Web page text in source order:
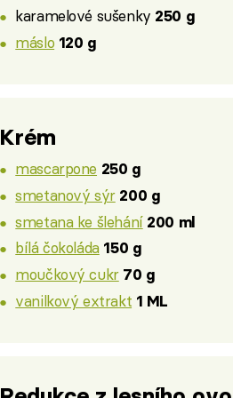
karamelové sušenky 250 g
máslo 120 g
Krém
mascarpone 250 g
smetanový sýr 200 g
smetana ke šlehání 200 ml
bílá čokoláda 150 g
moučkový cukr 70 g
vanilkový extrakt 1 ML